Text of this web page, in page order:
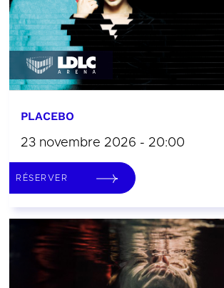
PLACEBO
23 novembre 2026 - 20:00
RÉSERVER